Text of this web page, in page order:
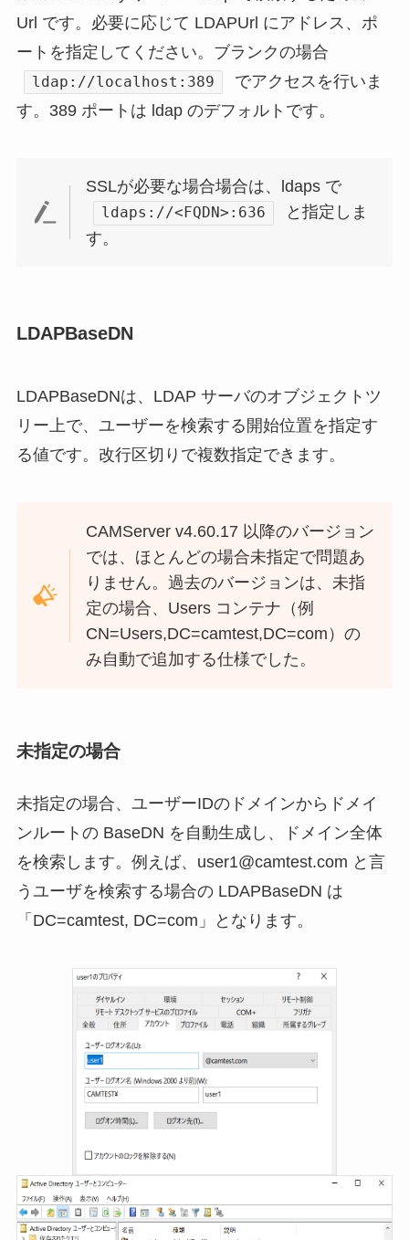
Url です。必要に応じて LDAPUrl にアドレス、ポ
ートを指定してください。ブランクの場合
ldap://localhost:389
でアクセスを行いま
す。389 ポートは ldap のデフォルトです。
SSLが必要な場合場合は、ldaps で
ldaps://<FQDN>:636
と指定しま
す。
LDAPBaseDN
LDAPBaseDNは、LDAP サーバのオブジェクトツ
リー上で、ユーザーを検索する開始位置を指定す
る値です。改行区切りで複数指定できます。
CAMServer v4.60.17 以降のバージョン
では、ほとんどの場合未指定で問題あ
りません。過去のバージョンは、未指
定の場合、Users コンテナ（例
CN=Users,DC=camtest,DC=com）の
み自動で追加する仕様でした。
未指定の場合
未指定の場合、ユーザーIDのドメインからドメイ
ンルートの BaseDN を自動生成し、ドメイン全体
を検索します。例えば、user1@camtest.com と言
うユーザを検索する場合の LDAPBaseDN は
「DC=camtest, DC=com」となります。